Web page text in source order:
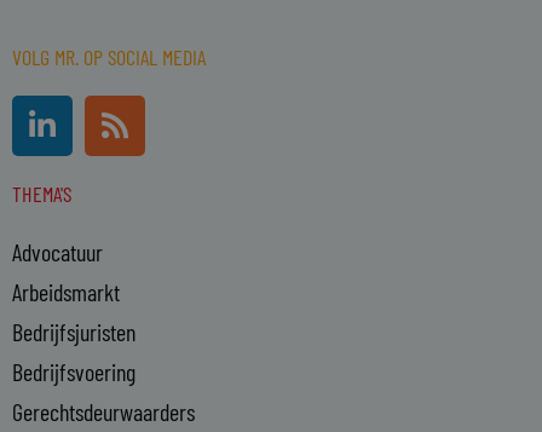
VOLG MR. OP SOCIAL MEDIA
L
i
n
k
d
i
n
-
i
n
R
s
s
THEMA'S
Advocatuur
Arbeidsmarkt
Bedrijfsjuristen
Bedrijfsvoering
Gerechtsdeurwaarders